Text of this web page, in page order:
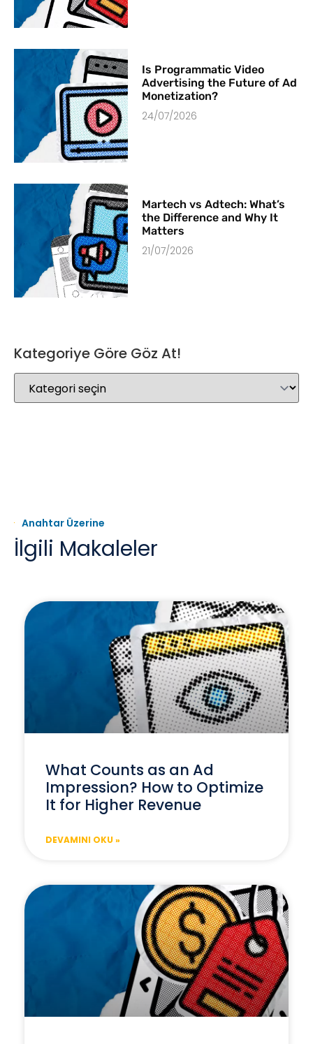
Is Programmatic Video
Advertising the Future of Ad
Monetization?
24/07/2026
Martech vs Adtech: What’s
the Difference and Why It
Matters
21/07/2026
Kategoriye Göre Göz At!
Anahtar Üzerine
İlgili Makaleler
What Counts as an Ad
Impression? How to Optimize
It for Higher Revenue
DEVAMINI OKU »